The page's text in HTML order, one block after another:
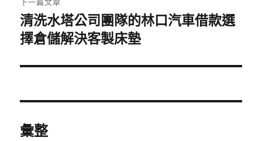
下
一
文
清洗水塔公司團隊的林口汽車借款選
擇倉儲解決客製床墊
彙整